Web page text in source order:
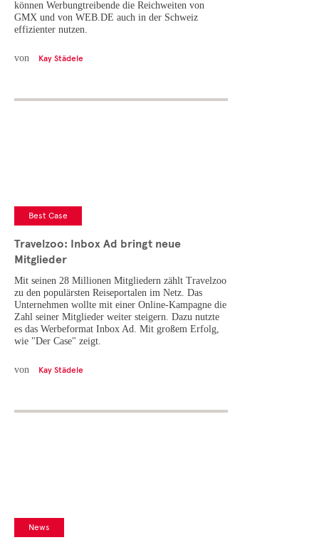
können Werbungtreibende die Reichweiten von
GMX und von WEB.DE auch in der Schweiz
effizienter nutzen.
von Kay Städele
Best Case
Travelzoo: Inbox Ad bringt neue
Mitglieder
Mit seinen 28 Millionen Mitgliedern zählt Travelzoo
zu den populärsten Reiseportalen im Netz. Das
Unternehmen wollte mit einer Online-Kampagne die
Zahl seiner Mitglieder weiter steigern. Dazu nutzte
es das Werbeformat Inbox Ad. Mit großem Erfolg,
wie "Der Case" zeigt.
von Kay Städele
News